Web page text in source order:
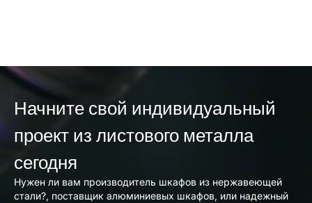
Начните свой индивидуальный
проект из листового металла
сегодня
Нужен ли вам производитель шкафов из нержавеющей
стали?, поставщик алюминиевых шкафов, или надежный